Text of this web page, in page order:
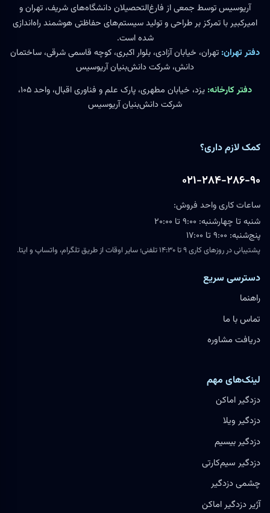
آریوسیس توسط جمعی از فارغ‌التحصیلان دانشگاه‌های شریف، تهران و
امیرکبیر با تمرکز بر طراحی و تولید سیستم‌های حفاظتی هوشمند راه‌اندازی
شده است.
دفتر تهران: تهران، خیابان آزادی، بلوار اکبری، کوچه قاسمی شرقی، ساختمان
دانش، شرکت دانش‌بنیان آریوسیس
دفتر کارخانه:
یزد، خیابان مطهری، پارک علم و فناوری اقبال، واحد ۱۰۵،
شرکت دانش‌بنیان آریوسیس
کمک لازم داری؟
۰۲۱-۲۸۴-۲۸۶-۹۰
ساعات کاری واحد فروش:
شنبه تا چهارشنبه: ۹:۰۰ تا ۲۰:۰۰
پنج‌شنبه: ۹:۰۰ تا ۱۷:۰۰
پشتیبانی در روزهای کاری ۹ تا ۱۴:۳۰ تلفنی؛ سایر اوقات از طریق تلگرام، واتساپ و ایتا.
دسترسی سریع
راهنما
تماس با ما
دریافت مشاوره
لینک‌های مهم
دزدگیر اماکن
دزدگیر ویلا
دزدگیر بیسیم
دزدگیر سیم‌کارتی
چشمی دزدگیر
آژیر دزدگیر اماکن